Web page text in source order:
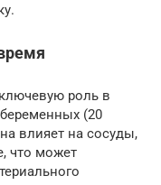
роль в
(20
влияет на сосуды,
что может